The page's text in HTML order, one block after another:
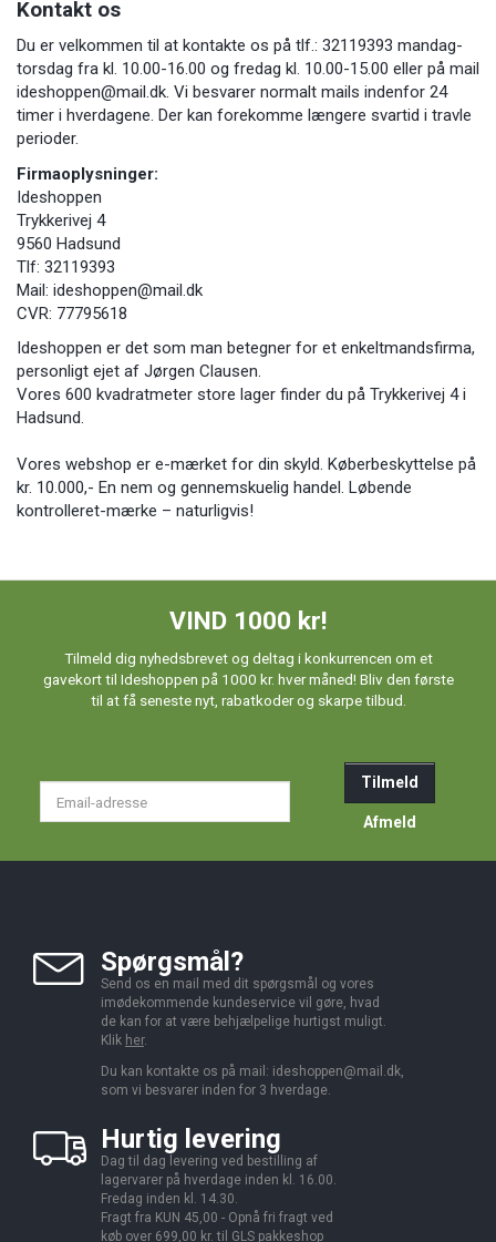
Kontakt os
Du er velkommen til at kontakte os på tlf.: 32119393 mandag-
torsdag fra kl. 10.00-16.00 og fredag kl. 10.00-15.00 eller på mail
ideshoppen@mail.dk. Vi besvarer normalt mails indenfor 24
timer i hverdagene. Der kan forekomme længere svartid i travle
perioder.
Firmaoplysninger:
Ideshoppen
Trykkerivej 4
9560 Hadsund
Tlf: 32119393
Mail: ideshoppen@mail.dk
CVR: 77795618
Ideshoppen er det som man betegner for et enkeltmandsfirma,
personligt ejet af Jørgen Clausen.
Vores 600 kvadratmeter store lager finder du på Trykkerivej 4 i
Hadsund.
Vores webshop er e-mærket for din skyld. Køberbeskyttelse på
kr. 10.000,- En nem og gennemskuelig handel. Løbende
kontrolleret-mærke – naturligvis!
VIND 1000 kr!
Tilmeld dig nyhedsbrevet og deltag i konkurrencen om et
gavekort til Ideshoppen på 1000 kr. hver måned! Bliv den første
til at få seneste nyt, rabatkoder og skarpe tilbud.
Tilmeld
Afmeld
Spørgsmål?
Send os en mail med dit spørgsmål og vores
imødekommende kundeservice vil gøre, hvad
de kan for at være behjælpelige hurtigst muligt.
Klik her.
Du kan kontakte os på mail: ideshoppen@mail.dk,
som vi besvarer inden for 3 hverdage.
Hurtig levering
Dag til dag levering ved bestilling af
lagervarer på hverdage inden kl. 16.00.
Fredag inden kl. 14.30.
Fragt fra KUN 45,00 - Opnå fri fragt ved
køb over 699,00 kr. til GLS pakkeshop